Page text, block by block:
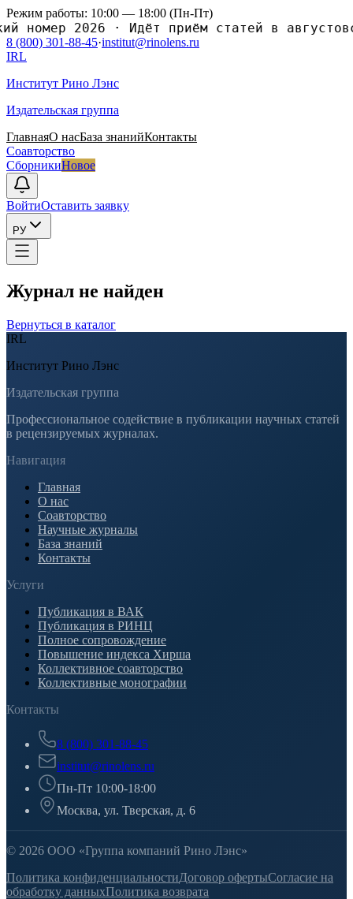
Режим работы: 10:00 — 18:00 (Пн-Пт)
2026·Идёт приём статей в
8 (800) 301-88-45·institut@rinolens.ru
IRL
Институт Рино Лэнс
Издательская группа
ГлавнаяО насБаза знанийКонтакты
Соавторство
СборникиНовое
ВойтиОставить заявку
РУ
Журнал не найден
Вернуться в каталог
IRL
Институт Рино Лэнс
Издательская группа
Профессиональное содействие в публикации научных статей
в рецензируемых журналах.
Навигация
Главная
О нас
Соавторство
Научные журналы
База знаний
Контакты
Услуги
Публикация в ВАК
Публикация в РИНЦ
Полное сопровождение
Повышение индекса Хирша
Коллективное соавторство
Коллективные монографии
Контакты
8 (800) 301-88-45
institut@rinolens.ru
Пн-Пт 10:00-18:00
Москва, ул. Тверская, д. 6
© 2026 ООО «Группа компаний Рино Лэнс»
Политика конфиденциальностиДоговор офертыСогласие на
обработку данныхПолитика возврата